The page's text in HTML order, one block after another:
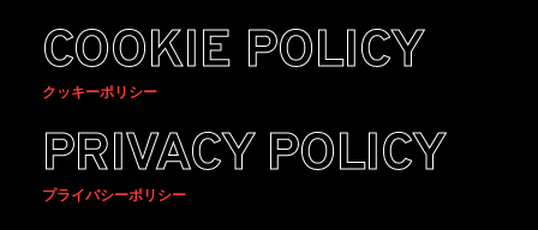
COOKIE POLICY
クッキーポリシー
PRIVACY POLICY
プライバシーポリシー